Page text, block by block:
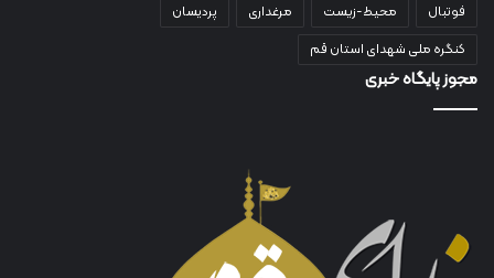
فوتبال
محیط-زیست مرغداری
پردیسان
کنگره ملی شهدای استان قم
مجوز پایگاه خبری